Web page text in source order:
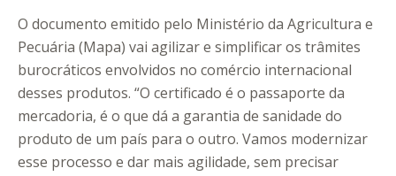
O documento emitido pelo Ministério da Agricultura e
Pecuária (Mapa) vai agilizar e simplificar os trâmites
burocráticos envolvidos no comércio internacional
desses produtos. “O certificado é o passaporte da
mercadoria, é o que dá a garantia de sanidade do
produto de um país para o outro. Vamos modernizar
esse processo e dar mais agilidade, sem precisar